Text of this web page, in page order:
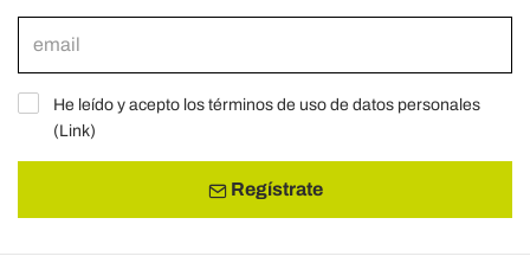
He leído y acepto los términos de uso de datos personales
(Link)
Regístrate